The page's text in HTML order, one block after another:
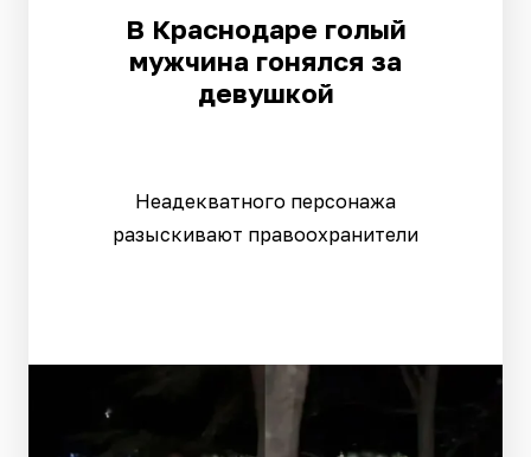
В Краснодаре голый
мужчина гонялся за
девушкой
Неадекватного персонажа
разыскивают правоохранители